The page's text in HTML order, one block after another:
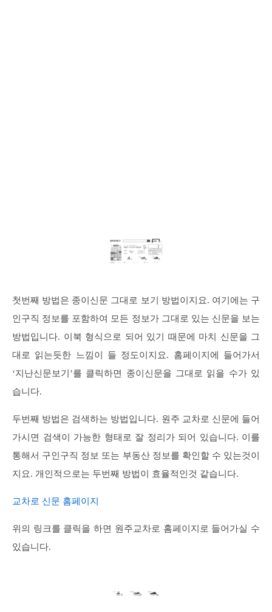
첫번째 방법은 종이신문 그대로 보기 방법이지요. 여기에는 구
인구직 정보를 포함하여 모든 정보가 그대로 있는 신문을 보는
방법입니다. 이북 형식으로 되어 있기 때문에 마치 신문을 그
대로 읽는듯한 느낌이 들 정도이지요. 홈페이지에 들어가서
‘지난신문보기’를 클릭하면 종이신문을 그대로 읽을 수가 있
습니다.
두번째 방법은 검색하는 방법입니다. 원주 교차로 신문에 들어
가시면 검색이 가능한 형태로 잘 정리가 되어 있습니다. 이를
통해서 구인구직 정보 또는 부동산 정보를 확인할 수 있는것이
지요. 개인적으로는 두번째 방법이 효율적인것 같습니다.
교차로 신문 홈페이지
위의 링크를 클릭을 하면 원주교차로 홈페이지로 들어가실 수
있습니다.